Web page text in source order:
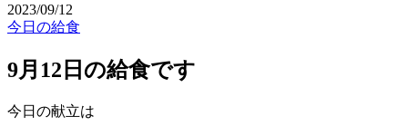
2023/09/12
今日の給食
9月12日の給食です
今日の献立は